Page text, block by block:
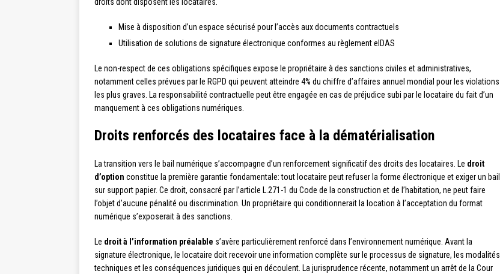
Mise à disposition d’un espace sécurisé pour l’accès aux documents contractuels
Utilisation de solutions de signature électronique conformes au règlement eIDAS
Le non-respect de ces obligations spécifiques expose le propriétaire à des sanctions civiles et administratives,
notamment celles prévues par le RGPD qui peuvent atteindre 4% du chiffre d’affaires annuel mondial pour les violations
les plus graves. La responsabilité contractuelle peut être engagée en cas de préjudice subi par le locataire du fait d’un
manquement à ces obligations numériques.
Droits renforcés des locataires face à la dématérialisation
La transition vers le bail numérique s’accompagne d’un renforcement significatif des droits des locataires. Le droit
d’option constitue la première garantie fondamentale: tout locataire peut refuser la forme électronique et exiger un bail
sur support papier. Ce droit, consacré par l’article L.271-1 du Code de la construction et de l’habitation, ne peut faire
l’objet d’aucune pénalité ou discrimination. Un propriétaire qui conditionnerait la location à l’acceptation du format
numérique s’exposerait à des sanctions.
Le droit à l’information préalable s’avère particulièrement renforcé dans l’environnement numérique. Avant la
signature électronique, le locataire doit recevoir une information complète sur le processus de signature, les modalités
techniques et les conséquences juridiques qui en découlent. La jurisprudence récente, notamment un arrêt de la Cour